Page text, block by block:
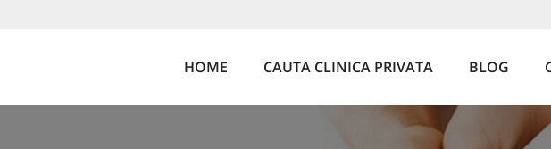
HOME CAUTA CLINICA PRIVATA BLOG